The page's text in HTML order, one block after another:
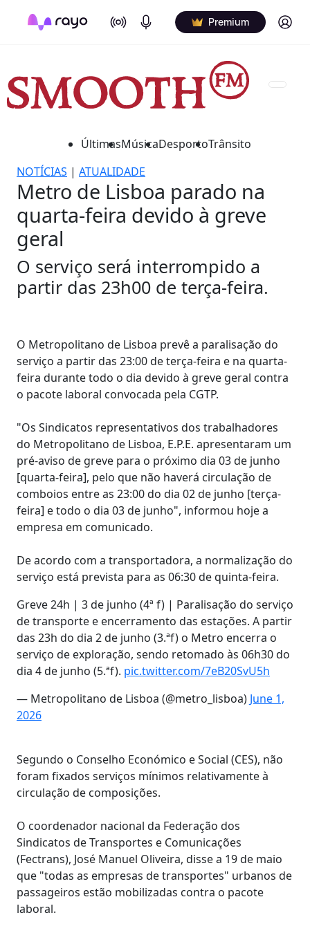
On Air Podcasts Premium Log in
ÚltimasMúsicaDesportoTrânsito
NOTÍCIAS | ATUALIDADE
Metro de Lisboa parado na
quarta-feira devido à greve
geral
O serviço será interrompido a
partir das 23h00 de terça-feira.
O Metropolitano de Lisboa prevê a paralisação do
serviço a partir das 23:00 de terça-feira e na quarta-
feira durante todo o dia devido à greve geral contra
o pacote laboral convocada pela CGTP.
"Os Sindicatos representativos dos trabalhadores
do Metropolitano de Lisboa, E.P.E. apresentaram um
pré-aviso de greve para o próximo dia 03 de junho
[quarta-feira], pelo que não haverá circulação de
comboios entre as 23:00 do dia 02 de junho [terça-
feira] e todo o dia 03 de junho", informou hoje a
empresa em comunicado.
De acordo com a transportadora, a normalização do
serviço está prevista para as 06:30 de quinta-feira.
Greve 24h | 3 de junho (4ª f) | Paralisação do serviço
de transporte e encerramento das estações. A partir
das 23h do dia 2 de junho (3.ªf) o Metro encerra o
serviço de exploração, sendo retomado às 06h30 do
dia 4 de junho (5.ªf). pic.twitter.com/7eB20SvU5h
— Metropolitano de Lisboa (@metro_lisboa) June 1,
2026
Segundo o Conselho Económico e Social (CES), não
foram fixados serviços mínimos relativamente à
circulação de composições.
O coordenador nacional da Federação dos
Sindicatos de Transportes e Comunicações
(Fectrans), José Manuel Oliveira, disse a 19 de maio
que "todas as empresas de transportes" urbanos de
passageiros estão mobilizadas contra o pacote
laboral.